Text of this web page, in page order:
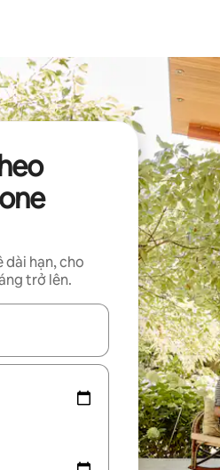
dài hạn, cho
trở lên.
phím mũi tên lên và xuống hoặc